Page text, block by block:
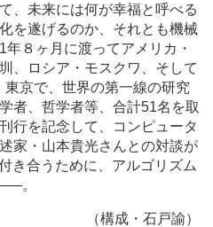
、未来には何が幸福と呼べる
を遂げるのか、それとも機械
８ヶ月に渡ってアメリカ・
、ロシア・モスクワ、そして
京で、世界の第一線の研究
者、哲学者等、合計51名を取
行を記念して、コンピュータ
家・山本貴光さんとの対談が
き合うために、アルゴリズム
。
（構成・石戸諭）